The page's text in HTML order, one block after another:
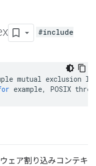
#include
mutual exclusion
example, POSIX
ェア割り込みコンテキ